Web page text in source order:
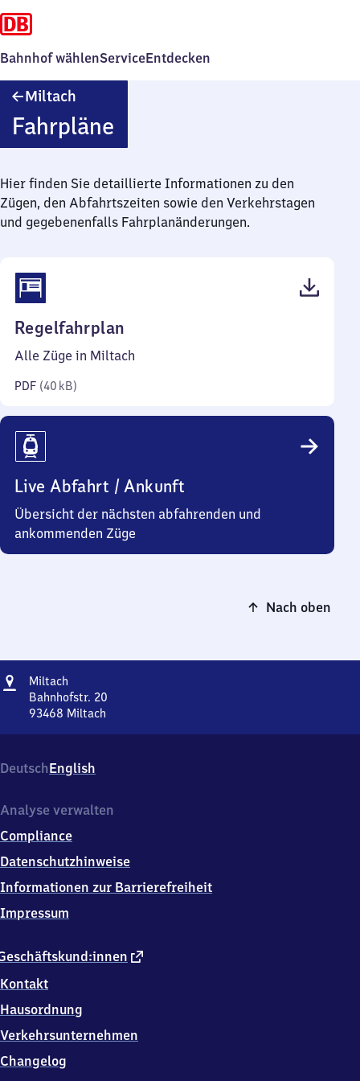
Bahnhof wählenServiceEntdecken
Miltach
Fahrpläne
Hier finden Sie detaillierte Informationen zu den
Zügen, den Abfahrtszeiten sowie den Verkehrstagen
und gegebenenfalls Fahrplanänderungen.
Regelfahrplan
40
Alle Züge in Miltach
PDF (40 kB)
Live Abfahrt / Ankunft
Übersicht der nächsten abfahrenden und
ankommenden Züge
Nach oben
Adresse
Miltach
Bahnhofstr. 20
93468 Miltach
20,
9
4
8
Miltach
DeutschEnglish
externer
Kontakt
Hausordnung
Verkehrsunternehmen
Changelog
Analyse verwalten
Compliance
Datenschutzhinweise
Informationen zur Barrierefreiheit
Impressum